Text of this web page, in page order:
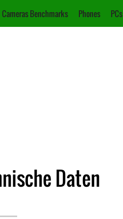
Cameras Benchmarks Phones PCs
Daten